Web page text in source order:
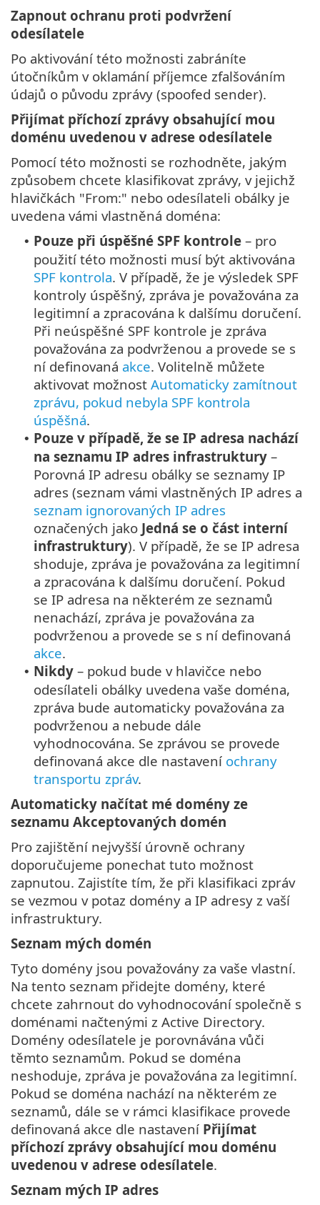
Zapnout ochranu proti podvržení
odesílatele
Po aktivování této možnosti zabráníte
útočníkům v oklamání příjemce zfalšováním
údajů o původu zprávy (spoofed sender).
Přijímat příchozí zprávy obsahující mou
doménu uvedenou v adrese odesílatele
Pomocí této možnosti se rozhodněte, jakým
způsobem chcete klasifikovat zprávy, v jejichž
hlavičkách "From:" nebo odesílateli obálky je
uvedena vámi vlastněná doména:
• Pouze při úspěšné SPF kontrole – pro
použití této možnosti musí být aktivována
SPF kontrola. V případě, že je výsledek SPF
kontroly úspěšný, zpráva je považována za
legitimní a zpracována k dalšímu doručení.
Při neúspěšné SPF kontrole je zpráva
považována za podvrženou a provede se s
ní definovaná akce. Volitelně můžete
aktivovat možnost Automaticky zamítnout
zprávu, pokud nebyla SPF kontrola
úspěšná.
• Pouze v případě, že se IP adresa nachází
na seznamu IP adres infrastruktury –
Porovná IP adresu obálky se seznamy IP
adres (seznam vámi vlastněných IP adres a
seznam ignorovaných IP adres
označených jako Jedná se o část interní
infrastruktury). V případě, že se IP adresa
shoduje, zpráva je považována za legitimní
a zpracována k dalšímu doručení. Pokud
se IP adresa na některém ze seznamů
nenachází, zpráva je považována za
podvrženou a provede se s ní definovaná
akce.
• Nikdy – pokud bude v hlavičce nebo
odesílateli obálky uvedena vaše doména,
zpráva bude automaticky považována za
podvrženou a nebude dále
vyhodnocována. Se zprávou se provede
definovaná akce dle nastavení ochrany
transportu zpráv.
Automaticky načítat mé domény ze
seznamu Akceptovaných domén
Pro zajištění nejvyšší úrovně ochrany
doporučujeme ponechat tuto možnost
zapnutou. Zajistíte tím, že při klasifikaci zpráv
se vezmou v potaz domény a IP adresy z vaší
infrastruktury.
Seznam mých domén
Tyto domény jsou považovány za vaše vlastní.
Na tento seznam přidejte domény, které
chcete zahrnout do vyhodnocování společně s
doménami načtenými z Active Directory.
Domény odesílatele je porovnávána vůči
těmto seznamům. Pokud se doména
neshoduje, zpráva je považována za legitimní.
Pokud se doména nachází na některém ze
seznamů, dále se v rámci klasifikace provede
definovaná akce dle nastavení Přijímat
příchozí zprávy obsahující mou doménu
uvedenou v adrese odesílatele.
Seznam mých IP adres